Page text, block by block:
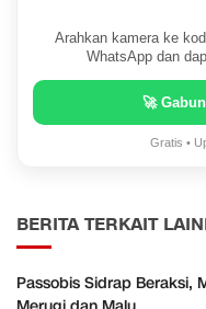
Arahkan kamera ke
WhatsApp dan
🚀
Gratis •
BERITA TERKAIT
Passobis Sidrap Beraksi,